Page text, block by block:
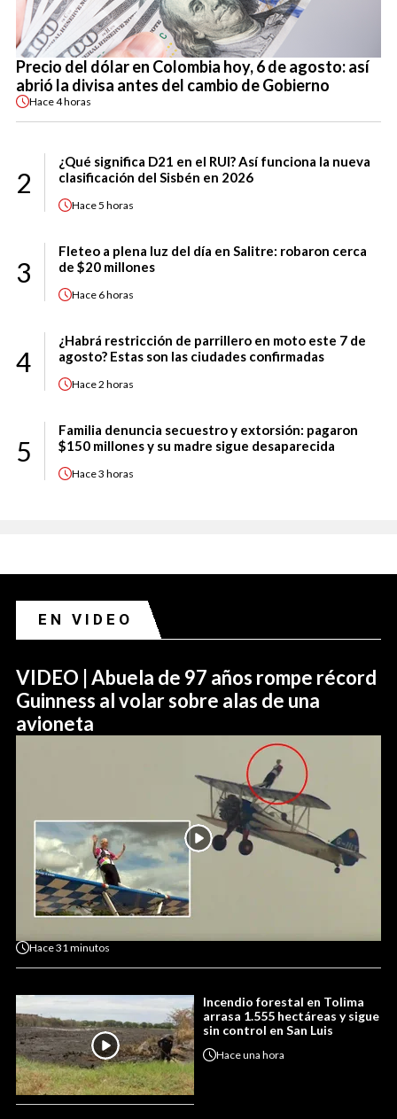
Precio del dólar en Colombia hoy, 6 de agosto: así
abrió la divisa antes del cambio de Gobierno
Hace4 horas
2
¿Qué significa D21 en el RUI? Así funciona la nueva
clasificación del Sisbén en 2026
Hace5 horas
3
Fleteo a plena luz del día en Salitre: robaron cerca
de $20 millones
Hace 6 horas
4
¿Habrá restricción de parrillero en moto este 7 de
agosto? Estas son las ciudades confirmadas
Hace2 horas
5
Familia denuncia secuestro y extorsión: pagaron
$150 millones y su madre sigue desaparecida
Hace3 horas
EN VIDEO
VIDEO | Abuela de 97 años rompe récord
Guinness al volar sobre alas de una
avioneta
Hace31 minutos
Incendio forestal en Tolima
arrasa 1.555 hectáreas y sigue
sin control en San Luis
Haceuna hora